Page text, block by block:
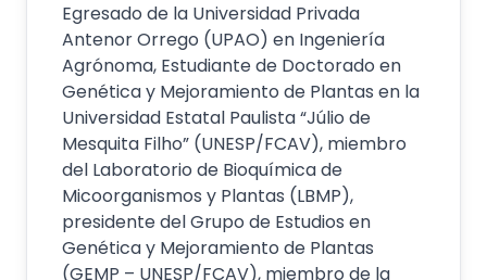
Egresado de la Universidad Privada
Antenor Orrego (UPAO) en Ingeniería
Agrónoma, Estudiante de Doctorado en
Genética y Mejoramiento de Plantas en la
Universidad Estatal Paulista “Júlio de
Mesquita Filho” (UNESP/FCAV), miembro
del Laboratorio de Bioquímica de
Micoorganismos y Plantas (LBMP),
presidente del Grupo de Estudios en
Genética y Mejoramiento de Plantas
(GEMP – UNESP/FCAV), miembro de la